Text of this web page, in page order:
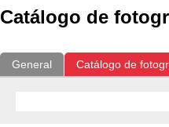
Catálogo de
General Catálogo de